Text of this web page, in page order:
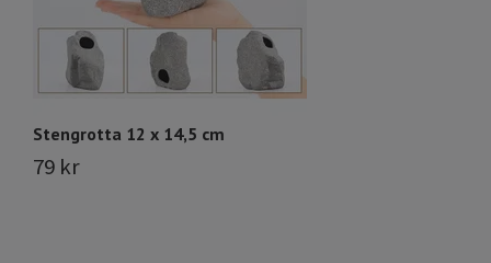
Stengrotta 12 x 14,5 cm
79 kr